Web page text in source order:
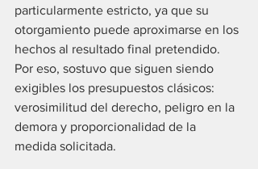
particularmente estricto, ya que su
otorgamiento puede aproximarse en los
hechos al resultado final pretendido.
Por eso, sostuvo que siguen siendo
exigibles los presupuestos clásicos:
verosimilitud del derecho, peligro en la
demora y proporcionalidad de la
medida solicitada.